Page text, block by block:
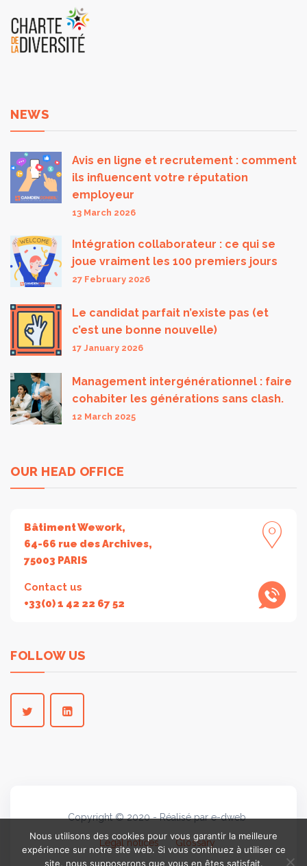
NEWS
Avis en ligne et recrutement : comment
ils influencent votre réputation
employeur
13 March 2026
Intégration collaborateur : ce qui se
joue vraiment les 100 premiers jours
27 February 2026
Le candidat parfait n’existe pas (et
c’est une bonne nouvelle)
17 January 2026
Management intergénérationnel : faire
cohabiter les générations sans clash.
12 March 2025
OUR HEAD OFFICE
Bâtiment Wework,
64-66 rue des Archives,
75003 PARIS
Contact us
+33(0) 1 42 22 67 52
FOLLOW US
Copyright © 2020 - Réalisé par e-dweb
Legal notices Glossary
Nous utilisons des cookies pour vous garantir la meilleure
expérience sur notre site web. Si vous continuez à utiliser ce
site, nous supposerons que vous en êtes satisfait.